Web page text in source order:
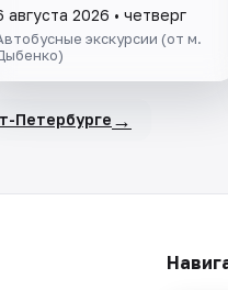
августа 2026 • четверг
экскурсии (от м.
Петербурге →